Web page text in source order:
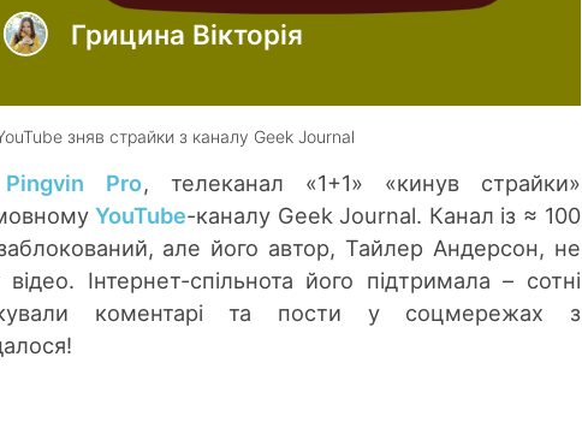
Грицина Вікторія
зняв страйки з каналу Geek Journal
Pingvin Pro, телеканал «1+1» «кинув страйки»
YouTube-каналу Geek Journal. Канал із ≈ 100
але його автор, Тайлер Андерсон, не
Інтернет-спільнота його підтримала – сотні
коментарі та пости у соцмережах з